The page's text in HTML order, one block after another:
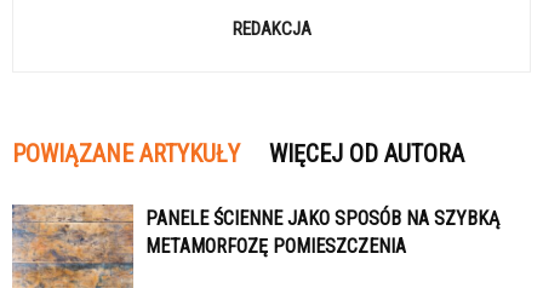
REDAKCJA
POWIĄZANE ARTYKUŁY WIĘCEJ OD AUTORA
PANELE ŚCIENNE JAKO SPOSÓB NA SZYBKĄ
METAMORFOZĘ POMIESZCZENIA